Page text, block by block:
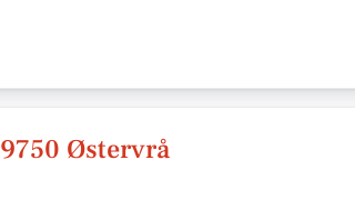
Østervrå